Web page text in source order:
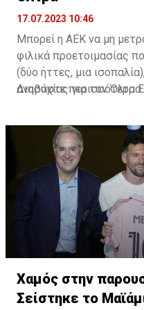
17.07.2023 10:46
Μπορεί η ΑΕΚ να μη
φιλικά προετοιμασίας
(δύο ήττες, μια
ανησυχίας για τον Όλτρα.
Διαβάστε περισσότερα
Χαμός στην
Σείστηκε το